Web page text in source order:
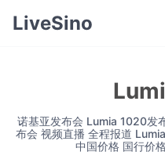
LiveSino
诺基亚发布会 Lumia 1020发布会 EOS发
布会 视频直播 全程报道
中国价格 国行价